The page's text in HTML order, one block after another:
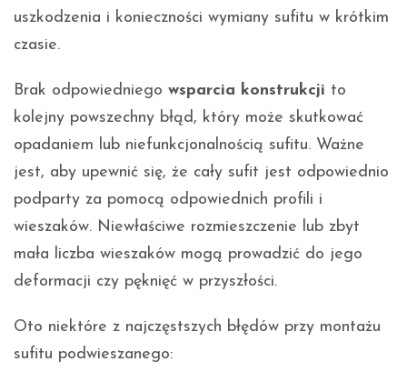
uszkodzenia i konieczności wymiany sufitu w krótkim
czasie.
Brak odpowiedniego wsparcia konstrukcji to
kolejny powszechny błąd, który może skutkować
opadaniem lub niefunkcjonalnością sufitu. Ważne
jest, aby upewnić się, że cały sufit jest odpowiednio
podparty za pomocą odpowiednich profili i
wieszaków. Niewłaściwe rozmieszczenie lub zbyt
mała liczba wieszaków mogą prowadzić do jego
deformacji czy pęknięć w przyszłości.
Oto niektóre z najczęstszych błędów przy montażu
sufitu podwieszanego: